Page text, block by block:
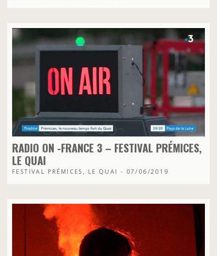
RADIO ON -FRANCE 3 – FESTIVAL PRÉMICES,
LE QUAI
FESTIVAL PRÉMICES, LE QUAI - 07/06/2019